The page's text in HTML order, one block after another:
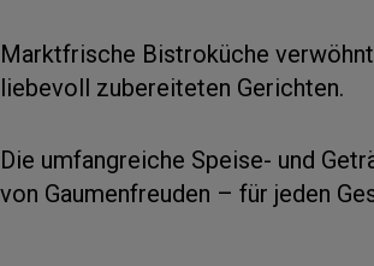
Marktfrische Bistroküche
liebevoll zubereiteten Gerichten.
Die umfangreiche Speise- und
von Gaumenfreuden – für jeden